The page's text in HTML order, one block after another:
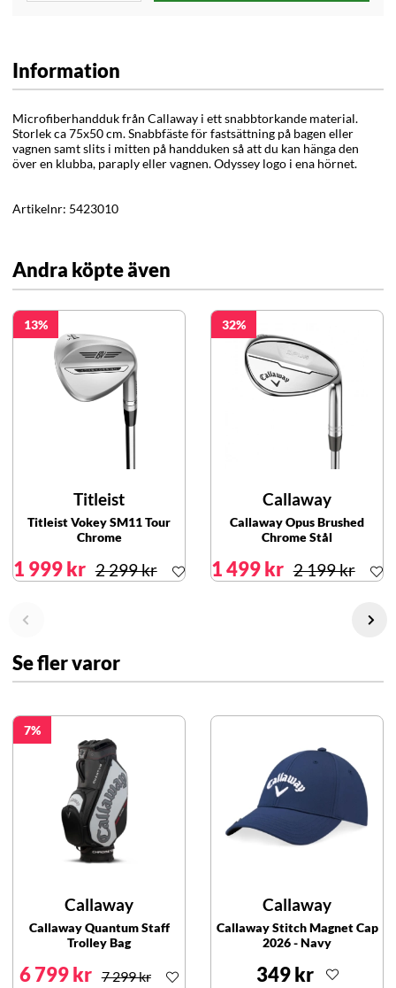
Information
Microfiberhandduk från Callaway i ett snabbtorkande material.
Storlek ca 75x50 cm. Snabbfäste för fastsättning på bagen eller
vagnen samt slits i mitten på handduken så att du kan hänga den
över en klubba, paraply eller vagnen. Odyssey logo i ena hörnet.
Artikelnr: 5423010
Andra köpte även
13
Titleist
Titleist Vokey SM11 Tour
Chrome
1 999 kr 2 299 kr
32
Callaway
Callaway Opus Brushed
Chrome Stål
1 499 kr 2 199 kr
Se fler varor
7
Callaway
Callaway Quantum Staff
Trolley Bag
6 799 kr 7 299 kr
Callaway
Callaway Stitch Magnet Cap
2026 - Navy
349 kr